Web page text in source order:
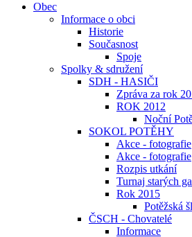
Obec
Informace o obci
Historie
Současnost
Spoje
Spolky & sdružení
SDH - HASIČI
Zpráva za rok
ROK 2012
Noční
SOKOL POTĚHY
Akce - fotografie
Akce - fotografie
Rozpis utkání
Turnaj starých
Rok 2015
Potěžská
ČSCH - Chovatelé
Informace